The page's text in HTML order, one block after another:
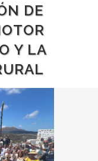
DE
Y LA